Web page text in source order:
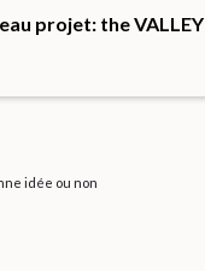
projet: the VALLEY
idée ou non